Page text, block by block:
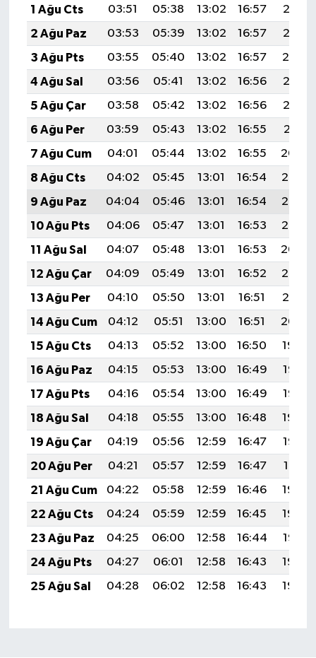
1 Ağu Cts
03:51 05:38 13:02 16:57
20:16
2 Ağu Paz
03:53 05:39 13:02 16:57
20:15
3 Ağu Pts
03:55 05:40 13:02 16:57
20:14
4 Ağu Sal
03:56 05:41 13:02 16:56
20:13
5 Ağu Çar
03:58 05:42 13:02 16:56
20:12
6 Ağu Per
03:59 05:43 13:02 16:55
20:11
7 Ağu Cum
04:01 05:44 13:02 16:55
20:09
8 Ağu Cts
04:02 05:45 13:01 16:54
20:08
9 Ağu Paz
04:04 05:46 13:01 16:54
20:07
10 Ağu Pts
04:06 05:47 13:01 16:53
20:05
11 Ağu Sal
04:07 05:48 13:01 16:53
20:04
12 Ağu Çar
04:09 05:49 13:01 16:52
20:03
13 Ağu Per
04:10 05:50 13:01 16:51
20:01
14 Ağu Cum
04:12 05:51 13:00 16:51
20:00
15 Ağu Cts
04:13 05:52 13:00 16:50
19:59
16 Ağu Paz
04:15 05:53 13:00 16:49
19:57
17 Ağu Pts
04:16 05:54 13:00 16:49
19:56
18 Ağu Sal
04:18 05:55 13:00 16:48
19:54
19 Ağu Çar
04:19 05:56 12:59 16:47
19:53
20 Ağu Per
04:21 05:57 12:59 16:47
19:51
21 Ağu Cum
04:22 05:58 12:59 16:46
19:50
22 Ağu Cts
04:24 05:59 12:59 16:45
19:48
23 Ağu Paz
04:25 06:00 12:58 16:44
19:47
24 Ağu Pts
04:27 06:01 12:58 16:43
19:45
25 Ağu Sal
04:28 06:02 12:58 16:43 19:44